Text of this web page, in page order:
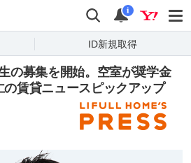
検索 通知
i
ID新規取得
の募集を開始。空室が奨学金
賃貸ニュースピックアップ